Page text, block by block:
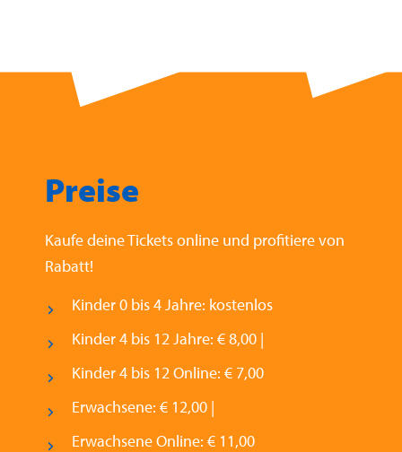
Preise
Kaufe deine Tickets online und profitiere von
Rabatt!
Kinder 0 bis 4 Jahre: kostenlos
Kinder 4 bis 12 Jahre: € 8,00 |
Kinder 4 bis 12 Online: € 7,00
Erwachsene: € 12,00 |
Erwachsene Online: € 11,00